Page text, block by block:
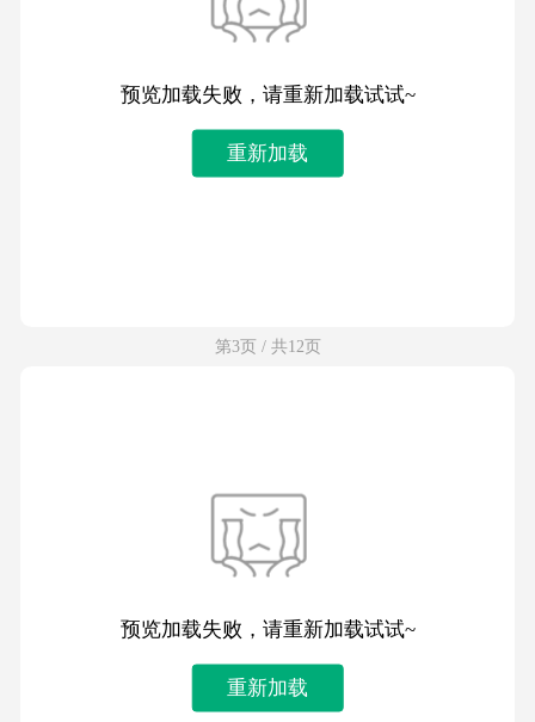
预览加载失败，请重新加载试试~
重新加载
第3页 / 共12页
预览加载失败，请重新加载试试~
重新加载